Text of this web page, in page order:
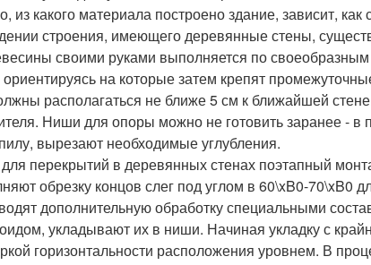
из какого материала построено здание, зависит,
строения, имеющего деревянные стены,
своими руками выполняется по
ориентируясь на которые затем крепят
располагаться не ближе 5 см к ближайшей
Ниши для опоры можно не готовить заранее - в
вырезают необходимые углубления.
перекрытий в деревянных стенах поэтапный
обрезку концов слег под углом в 60\xB0-70\xB0
дополнительную обработку специальными
укладывают их в ниши. Начиная укладку с
горизонтальности расположения уровнем. В